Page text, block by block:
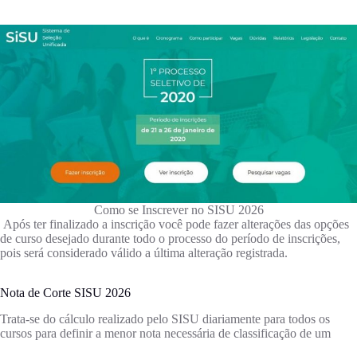
Como se Inscrever no SISU 2026
Após ter finalizado a inscrição você pode fazer alterações das opções
de curso desejado durante todo o processo do período de inscrições,
pois será considerado válido a última alteração registrada.
Nota de Corte SISU 2026
Trata-se do cálculo realizado pelo SISU diariamente para todos os
cursos para definir a menor nota necessária de classificação de um